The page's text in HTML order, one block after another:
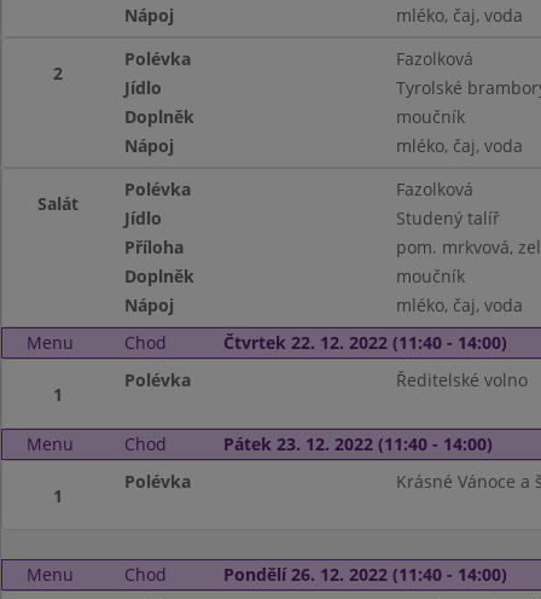
Nápoj
mléko, čaj, voda
2
Polévka
Fazolková
Jídlo
Tyrolské
Doplněk
moučník
Nápoj
mléko, čaj, voda
Salát
Polévka
Fazolková
Jídlo
Studený talíř
Příloha
pom. mrkvová,
Doplněk
moučník
Nápoj
mléko, čaj, voda
Menu
Chod Čtvrtek 22. 12. 2022 (11:40 - 14:00)
1
Polévka Ředitelské volno
Menu Chod Pátek 23. 12. 2022 (11:40 - 14:00)
1
Polévka Krásné Vánoce a
Menu Chod Pondělí 26. 12. 2022 (11:40 - 14:00)